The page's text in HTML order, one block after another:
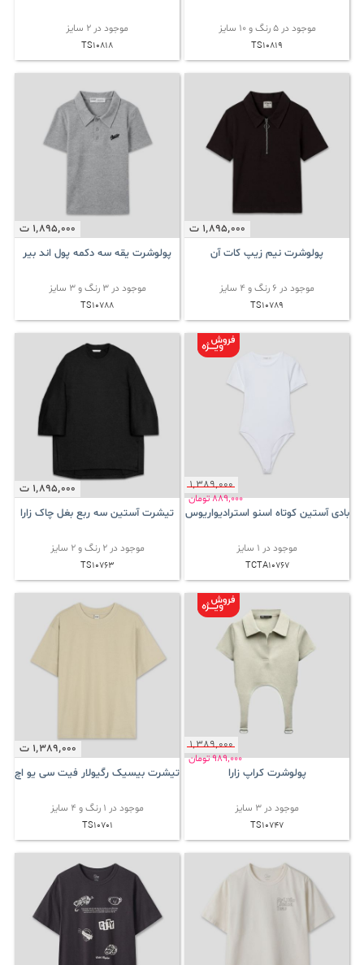
موجود در 5 رنگ و 10 سایز
TS10819
موجود در 2 سایز
TS10818
1٬895٬000 ت
پولوشرت نیم زیپ کات آن
موجود در 6 رنگ و 4 سایز
TS10789
1٬895٬000 ت
پولوشرت یقه سه دکمه پول اند بیر
موجود در 3 رنگ و 3 سایز
TS10788
1٬389٬000
889٬000تومان
بادی آستین کوتاه اسنو استرادیواریوس
موجود در 1 سایز
TCTA10767
1٬895٬000 ت
تیشرت آستین سه ربع بغل چاک زارا
موجود در 2 رنگ و 2 سایز
TS10763
1٬389٬000
989٬000تومان
پولوشرت کراپ زارا
موجود در 3 سایز
TS10747
1٬389٬000 ت
تیشرت بیسیک رگیولار فیت سی یو اچ
موجود در 1 رنگ و 4 سایز
TS10701